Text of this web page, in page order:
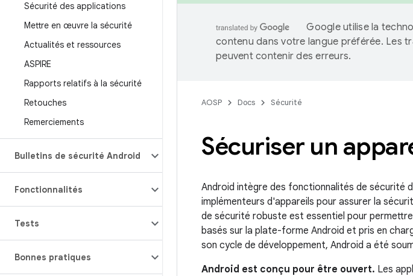
Sécurité des applications
Mettre en œuvre la sécurité
Actualités et ressources
ASPIRE
Rapports relatifs à la sécurité
Retouches
Remerciements
Bulletins de sécurité Android
Fonctionnalités
Tests
Bonnes pratiques
Google utilise la
contenu dans votre langue préférée. Les
peuvent contenir des erreurs.
AOSP Docs Sécurité
Sécuriser un
Android intègre des fonctionnalités de sécurité
implémenteurs d'appareils pour assurer la
de sécurité robuste est essentiel pour
basés sur la plate-forme Android et pris en
son cycle de développement, Android a été
Android est conçu pour être ouvert. Les